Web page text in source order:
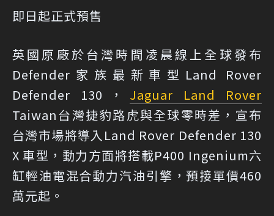
即日起正式預售
英國原廠於台灣時間凌晨線上全球發布
Defender家族最新車型Land Rover
Defender 130， Jaguar Land Rover
Taiwan台灣捷豹路虎與全球零時差，宣布
台灣市場將導入Land Rover Defender 130
X 車型，動力方面將搭載P400 Ingenium六
缸輕油電混合動力汽油引擎，預接單價460
萬元起。